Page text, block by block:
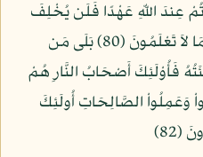
عِندَ اللّهِ عَهْدًا فَلَن يُخْلِفَ
اللّهُ عَهْدَهُ أَمْ تَقُولُونَ عَلَى اللّهِ مَا لاَ تَعْلَمُونَ (80) بَلَى مَن
فَأُوْلَئِكَ أَصْحَابُ النَّارِ هُمْ
آمَنُواْ وَعَمِلُواْ الصَّالِحَاتِ أُولَئِكَ